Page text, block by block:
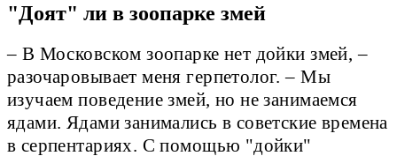
"Доят" ли в зоопарке змей
– В Московском зоопарке нет дойки змей, –
разочаровывает меня герпетолог. – Мы
изучаем поведение змей, но не занимаемся
ядами. Ядами занимались в советские времена
в серпентариях. С помощью "дойки"